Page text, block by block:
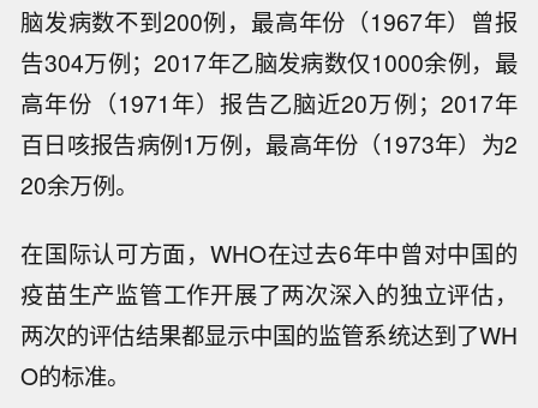
脑发病数不到200例，最高年份（1967年）曾报
告304万例；2017年乙脑发病数仅1000余例，最
高年份（1971年）报告乙脑近20万例；2017年
百日咳报告病例1万例，最高年份（1973年）为2
20余万例。
在国际认可方面，WHO在过去6年中曾对中国的
疫苗生产监管工作开展了两次深入的独立评估，
两次的评估结果都显示中国的监管系统达到了WH
O的标准。